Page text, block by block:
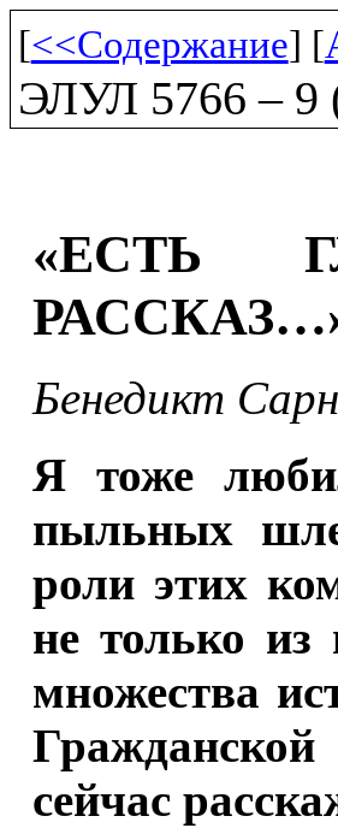
[<<Содержание] [
ЭЛУЛ 5766 – 9
«ЕСТЬ
Бенедикт
Я тоже
пыльных
роли этих
не только
множества
сейчас